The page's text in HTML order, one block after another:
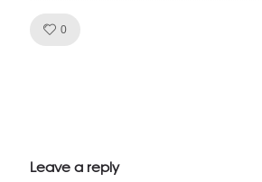
0
Leave a reply